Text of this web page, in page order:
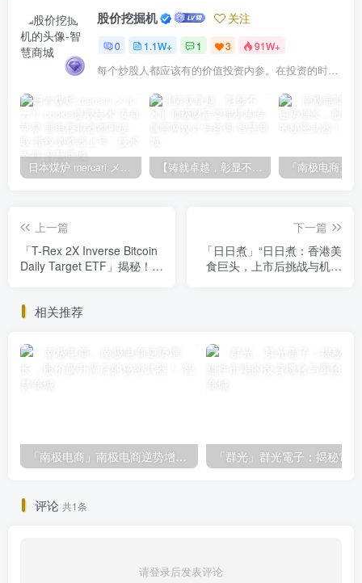
股价挖掘机 关注
0 1.1W+ 1 3 91W+
每个炒股人都应该有的价值投资内参。在投资的时候，我们把自己看成是企业分析师——而不是市场分析师，也不是宏观经济分析师，更不是证券分析师。
日本煤炉 mercari メルカリ cookie提取技术 安卓 苹果 雷电模拟器都可提取,指纹浏览器上号。技术支持 【铸就卓越，彰显不凡】顶级财富管理机构专属官网设计与咨询
上一篇
「T-Rex 2X Inverse Bitcoin
Daily Target ETF」揭秘！T-
下一篇
「日日煮」“日日煮：香港美
食巨头，上市后挑战与机遇
相关推荐
「南极电商」南极电商逆势增长，股价飙升背后的秘密武器！
评论 共1条
请登录后发表评论